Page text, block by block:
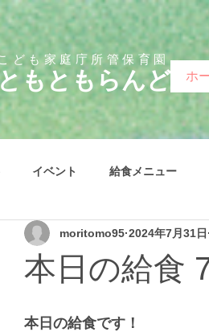
ども家庭庁所管保育園
とも ともらんど ホ
イベント 給食メニュー
本日の給食
moritomo95 2024年7月31日
本日の給食です！